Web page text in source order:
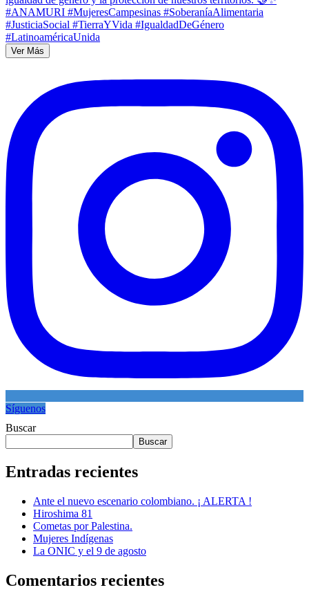
Ver Más
Síguenos
Buscar
Buscar
Entradas recientes
Ante el nuevo escenario colombiano. ¡ ALERTA !
Hiroshima 81
Cometas por Palestina.
Mujeres Indígenas
La ONIC y el 9 de agosto
Comentarios recientes